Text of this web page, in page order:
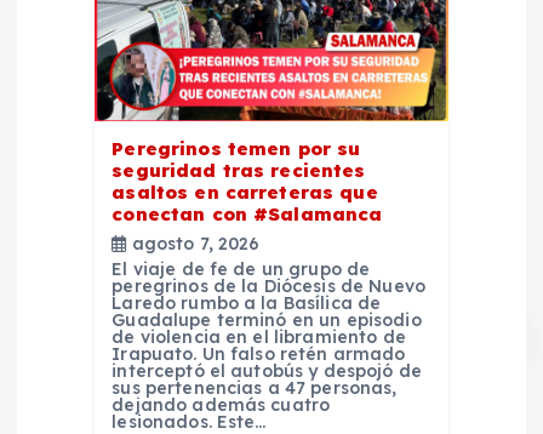
Peregrinos temen por su
seguridad tras recientes
asaltos en carreteras que
conectan con #Salamanca
agosto 7, 2026
El viaje de fe de un grupo de
peregrinos de la Diócesis de Nuevo
Laredo rumbo a la Basílica de
Guadalupe terminó en un episodio
de violencia en el libramiento de
Irapuato. Un falso retén armado
interceptó el autobús y despojó de
sus pertenencias a 47 personas,
dejando además cuatro
lesionados. Este…